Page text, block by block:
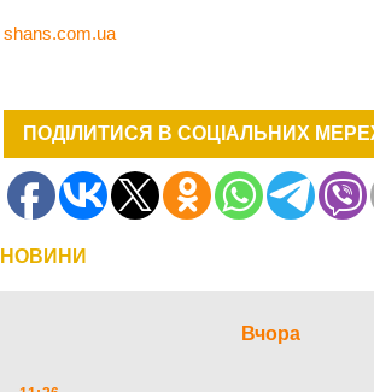
shans.com.ua
ПОДІЛИТИСЯ В СОЦІАЛЬНИХ
НОВИНИ
Вчора